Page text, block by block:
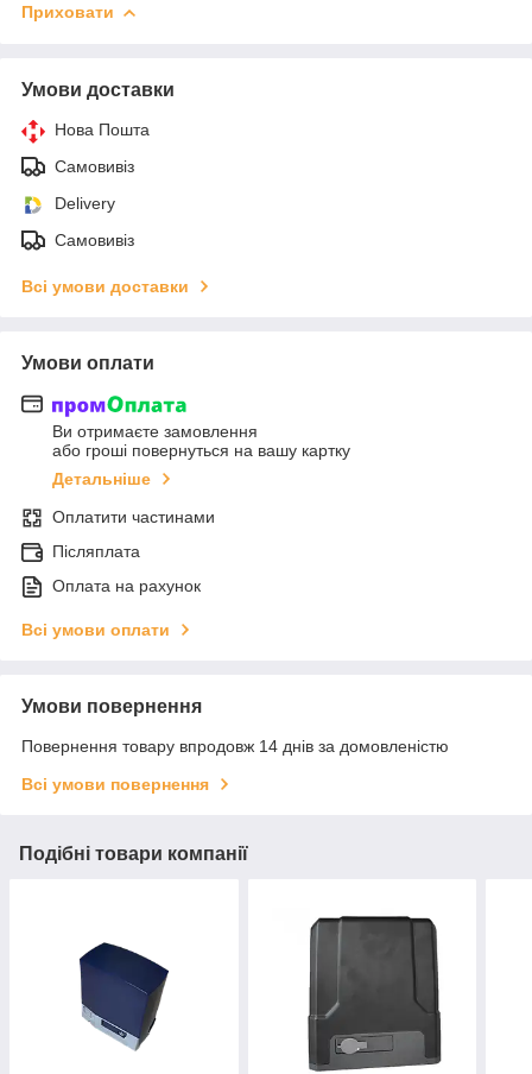
Приховати
Умови доставки
Нова Пошта
Самовивіз
Delivery
Самовивіз
Всі умови доставки
Умови оплати
Ви отримаєте замовлення
або гроші повернуться на вашу картку
Детальніше
Оплатити частинами
Післяплата
Оплата на рахунок
Всі умови оплати
Умови повернення
Повернення товару впродовж 14 днів за домовленістю
Всі умови повернення
Подібні товари компанії